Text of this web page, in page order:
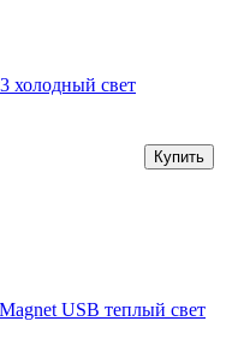
холодный свет
Купить
USB теплый свет